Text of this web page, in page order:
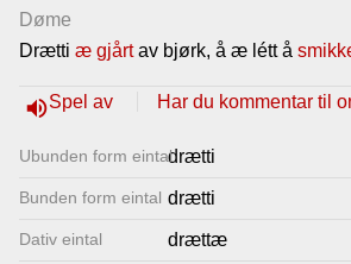
Døme
Drætti æ gjårtav bjørk, å æ létt å
volume_upSpel av Har du kommentar til
Ubunden form eintaldrætti
Bunden form eintal drætti
Dativ eintal drættæ
Nyhende
Lenkjer
Kontakt
oss